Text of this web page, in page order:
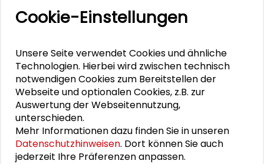
Frank Biermann
Kerstin Krellenberg
DOWNLOADS
Flyer
Cookie-Einstellungen
Unsere Seite verwendet Cookies und ähnliche
Technologien. Hierbei wird zwischen technisch
notwendigen Cookies zum Bereitstellen der
Webseite und optionalen Cookies, z.B. zur
Auswertung der Webseitennutzung,
unterschieden.
Mehr Informationen dazu finden Sie in unseren
Datenschutzhinweisen. Dort können Sie auch
jederzeit Ihre Präferenzen anpassen.